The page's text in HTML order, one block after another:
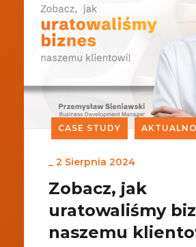
CASE STUDY
_ 2 Sierpnia 2024
Zobacz, jak
uratowaliśmy
naszemu